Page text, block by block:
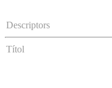
Descriptors
Títol